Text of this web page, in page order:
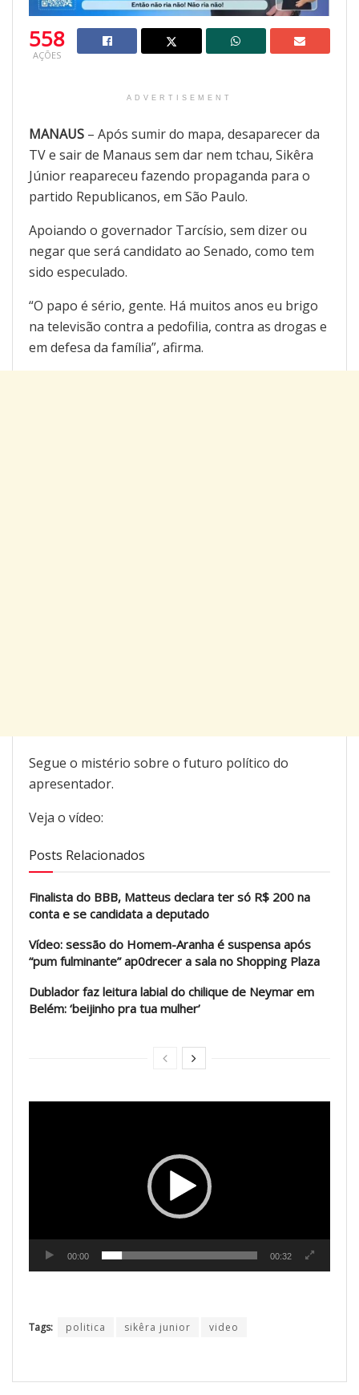
558
AÇÕES
ADVERTISEMENT
MANAUS – Após sumir do mapa, desaparecer da
TV e sair de Manaus sem dar nem tchau, Sikêra
Júnior reapareceu fazendo propaganda para o
partido Republicanos, em São Paulo.
Apoiando o governador Tarcísio, sem dizer ou
negar que será candidato ao Senado, como tem
sido especulado.
“O papo é sério, gente. Há muitos anos eu brigo
na televisão contra a pedofilia, contra as drogas e
em defesa da família”, afirma.
Segue o mistério sobre o futuro político do
apresentador.
Veja o vídeo:
Posts Relacionados
Finalista do BBB, Matteus declara ter só R$ 200 na
conta e se candidata a deputado
Vídeo: sessão do Homem-Aranha é suspensa após
“pum fulminante” ap0drecer a sala no Shopping Plaza
Dublador faz leitura labial do chilique de Neymar em
Belém: ‘beijinho pra tua mulher’
00:00 00:32
Tags: politica sikêra junior video